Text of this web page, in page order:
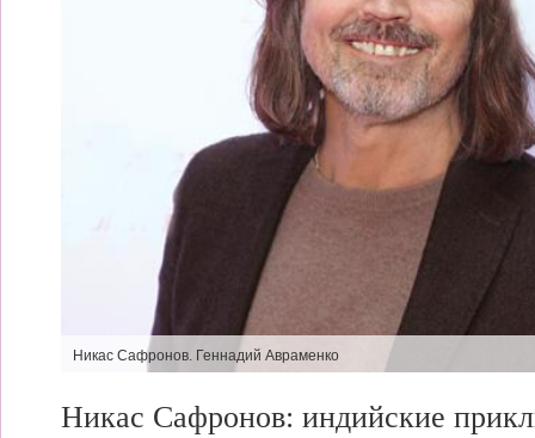
Никас Сафронов. Геннадий Авраменко
Никас Сафронов: индийские